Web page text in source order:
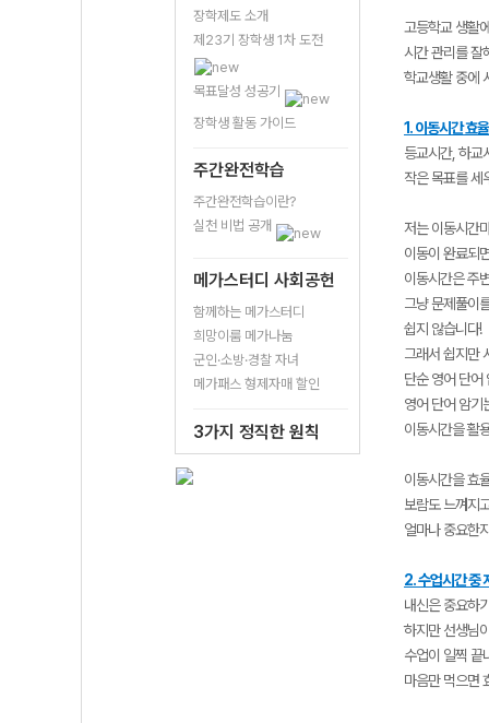
장학제도 소개
제23기 장학생 1차 도전
목표달성 성공기
장학생 활동 가이드
주간완전학습
주간완전학습이란?
실천 비법 공개
메가스터디 사회공헌
함께하는 메가스터디
희망이룸 메가나눔
군인·소방·경찰 자녀
메가패스 형제자매 할인
3가지 정직한 원칙
고등학교 생활
시간 관리를 잘
학교생활 중에
1. 이동시간 효
등교시간, 하교
작은 목표를 세
저는 이동시간
이동이 완료되
이동시간은 주
그냥 문제풀이
쉽지 않습니다!
그래서 쉽지만
단순 영어 단어
영어 단어 암기
이동시간을 활
이동시간을 효
보람도 느껴지
얼마나 중요한
2. 수업시간 중
내신은 중요하
하지만 선생님
수업이 일찍 끝
마음만 먹으면